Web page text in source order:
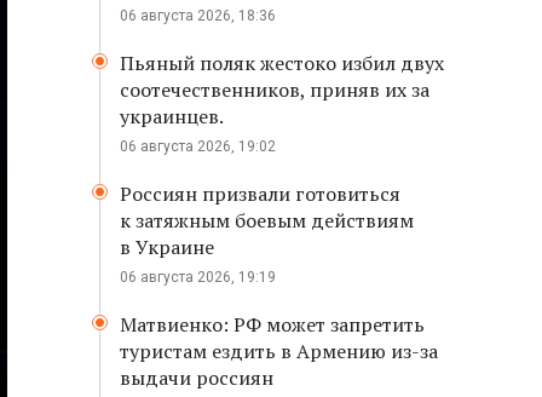
06 августа 2026, 18:36
Пьяный поляк жестоко избил двух
соотечественников, приняв их за
украинцев.
06 августа 2026, 19:02
Россиян призвали готовиться
к затяжным боевым действиям
в Украине
06 августа 2026, 19:19
Матвиенко: РФ может запретить
туристам ездить в Армению из-за
выдачи россиян